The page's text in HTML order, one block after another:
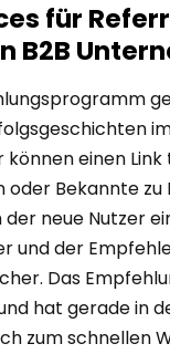
für
B2B
können einen
oder Bekannte
der neue Nutzer
und der
Das
hat gerade in
zum schnellen